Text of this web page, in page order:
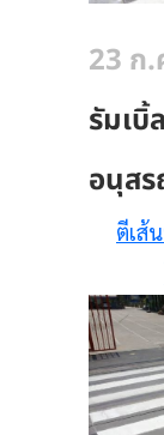
23 ก
รัมเบิ้
อนุส
ตีเส้